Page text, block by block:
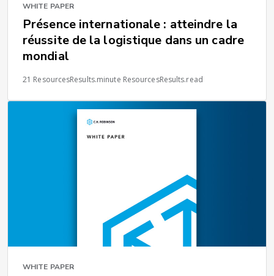
WHITE PAPER
Présence internationale : atteindre la
réussite de la logistique dans un cadre
mondial
21 ResourcesResults.minute ResourcesResults.read
WHITE PAPER